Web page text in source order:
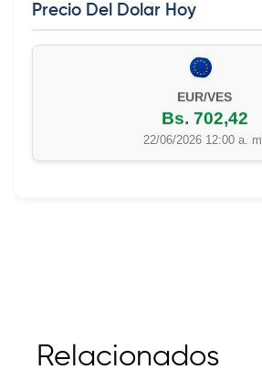
Precio Del Dolar Hoy
EUR/VES
Bs. 702,42
22/06/2026 12:00 a. m.
Relacionados